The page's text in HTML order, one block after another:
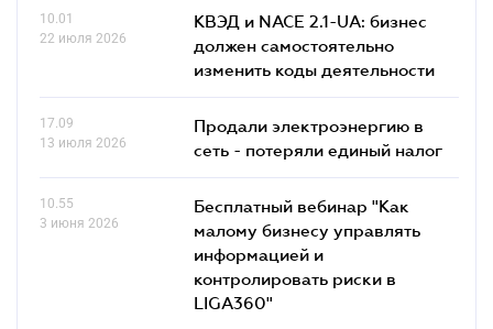
10.01
22 июля 2026
КВЭД и NACE 2.1-UA: бизнес
должен самостоятельно
изменить коды деятельности
17.09
13 июля 2026
Продали электроэнергию в
сеть - потеряли единый налог
10.55
3 июня 2026
Бесплатный вебинар "Как
малому бизнесу управлять
информацией и
контролировать риски в
LIGA360"